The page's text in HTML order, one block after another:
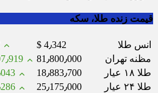
قیمت زنده طلا، سکه
انس طلا $ 4٫342
مظنه تهران
81٫800٫000
1٫407٫919
طلا ۱۸ عیار
18٫883٫700
325٫043
طلا ۲۴ عیار
25٫175٫000
433٫286